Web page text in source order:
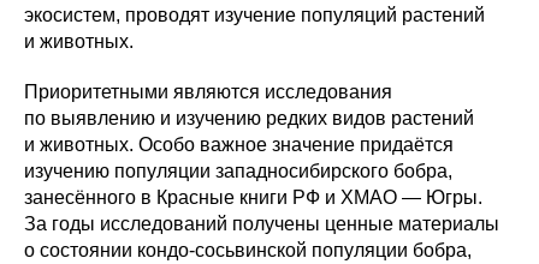
экосистем, проводят изучение популяций растений
и животных.
Приоритетными являются исследования
по выявлению и изучению редких видов растений
и животных. Особо важное значение придаётся
изучению популяции западносибирского бобра,
занесённого в Красные книги РФ и ХМАО — Югры.
За годы исследований получены ценные материалы
о состоянии кондо-сосьвинской популяции бобра,